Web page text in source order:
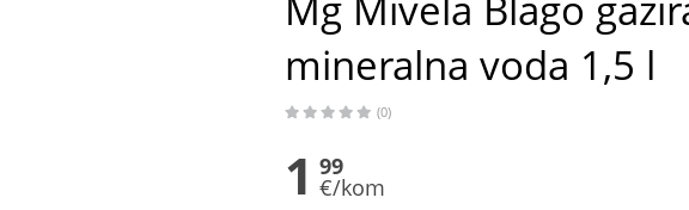
mineralna voda 1,5 l
(0)
1 99
€/kom